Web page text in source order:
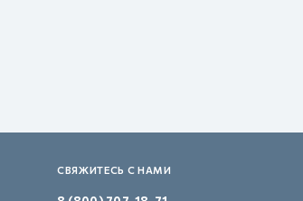
СВЯЖИТЕСЬ С НАМИ